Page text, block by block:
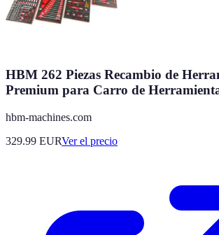
HBM 262 Piezas Recambio de
Premium para Carro de
hbm-machines.com
329.99 EURVer el precio